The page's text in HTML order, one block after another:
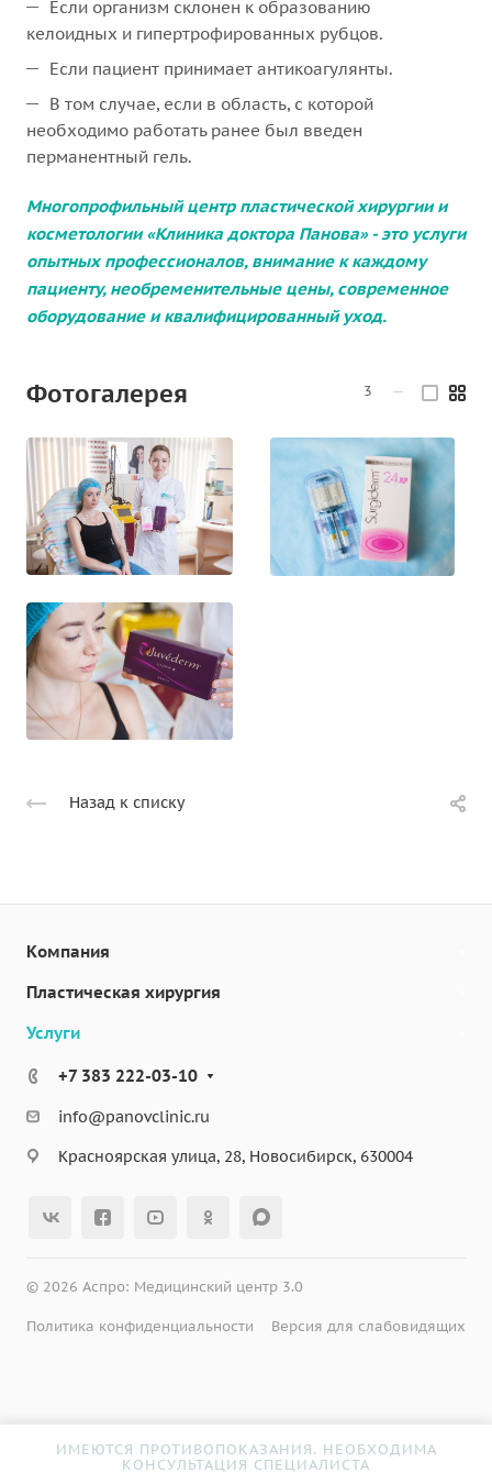
Если организм склонен к образованию
келоидных и гипертрофированных рубцов.
Если пациент принимает антикоагулянты.
В том случае, если в область, с которой
необходимо работать ранее был введен
перманентный гель.
Многопрофильный центр пластической хирургии и
косметологии «Клиника доктора Панова» - это услуги
опытных профессионалов, внимание к каждому
пациенту, необременительные цены, современное
оборудование и квалифицированный уход.
Фотогалерея 3 —
Назад к списку
Компания
Пластическая хирургия
Услуги
+7 383 222-03-10
info@panovclinic.ru
Красноярская улица, 28, Новосибирск, 630004
© 2026 Аспро: Медицинский центр 3.0
Политика конфиденциальности Версия для слабовидящих
ИМЕЮТСЯ ПРОТИВОПОКАЗАНИЯ. НЕОБХОДИМА
КОНСУЛЬТАЦИЯ СПЕЦИАЛИСТА